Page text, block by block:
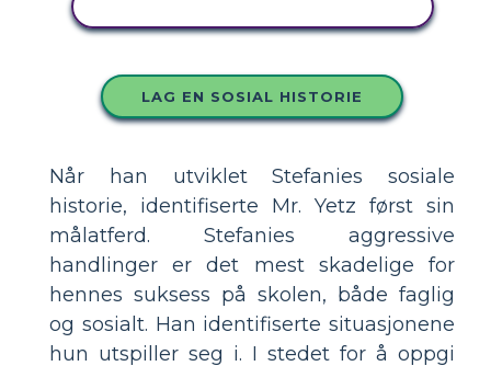
LAG EN SOSIAL HISTORIE
Når han utviklet Stefanies sosiale
historie, identifiserte Mr. Yetz først sin
målatferd. Stefanies aggressive
handlinger er det mest skadelige for
hennes suksess på skolen, både faglig
og sosialt. Han identifiserte situasjonene
hun utspiller seg i. I stedet for å oppgi